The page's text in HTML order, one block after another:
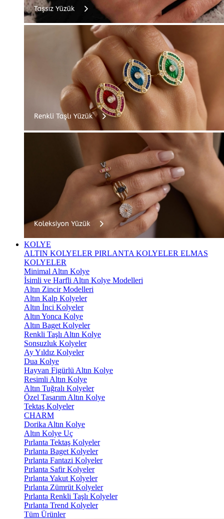
KOLYE
ALTIN KOLYELER PIRLANTA KOLYELER ELMAS
KOLYELER
Minimal Altın Kolye
İsimli ve Harfli Altın Kolye Modelleri
Altın Zincir Modelleri
Altın Kalp Kolyeler
Altın İnci Kolyeler
Altın Yonca Kolye
Altın Baget Kolyeler
Renkli Taşlı Altın Kolye
Sonsuzluk Kolyeler
Ay Yıldız Kolyeler
Dua Kolye
Hayvan Figürlü Altın Kolye
Resimli Altın Kolye
Altın Tuğralı Kolyeler
Özel Tasarım Altın Kolye
Tektaş Kolyeler
CHARM
Dorika Altın Kolye
Altın Kolye Uç
Pırlanta Tektaş Kolyeler
Pırlanta Baget Kolyeler
Pırlanta Fantazi Kolyeler
Pırlanta Safir Kolyeler
Pırlanta Yakut Kolyeler
Pırlanta Zümrüt Kolyeler
Pırlanta Renkli Taşlı Kolyeler
Pırlanta Trend Kolyeler
Tüm Ürünler